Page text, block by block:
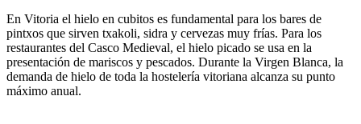
En Vitoria el hielo en cubitos es fundamental para los bares de
pintxos que sirven txakoli, sidra y cervezas muy frías. Para los
restaurantes del Casco Medieval, el hielo picado se usa en la
presentación de mariscos y pescados. Durante la Virgen Blanca, la
demanda de hielo de toda la hostelería vitoriana alcanza su punto
máximo anual.